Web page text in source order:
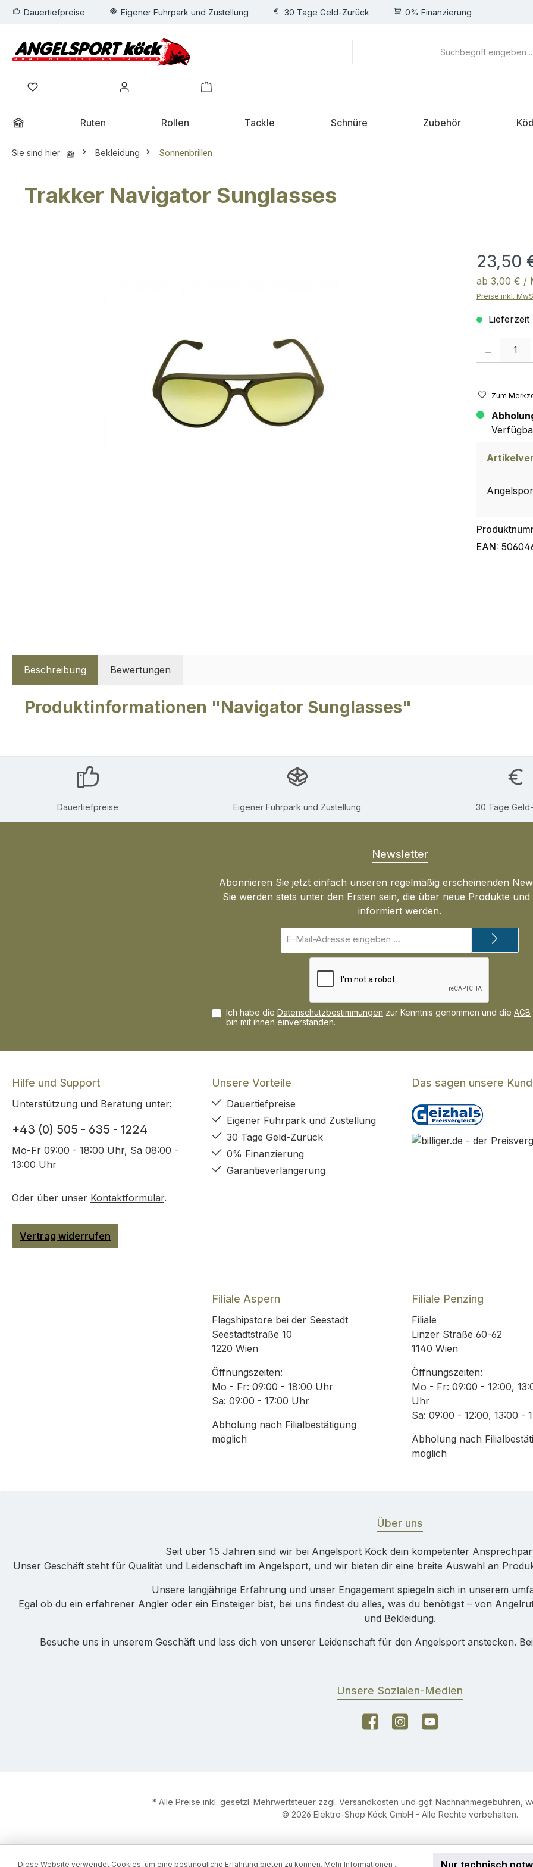
Zur Hauptnavigation springen
Dauertiefpreise Eigener Fuhrpark und Zustellung 30 Tage Geld-Zurück 0% Finanzierung
Ruten Rollen Tackle Schnüre Zubehör
Sie sind hier: Bekleidung Sonnenbrillen
Trakker Navigator Sunglasses
23,50
ab 3,00 € /
Preise inkl.
Zum
EAN:
Beschreibung Bewertungen
Produktinformationen "Navigator Sunglasses"
Dauertiefpreise Eigener Fuhrpark und Zustellung 30 Tage
Newsletter
Abonnieren Sie jetzt einfach unseren regelmäßig erscheinenden
Sie werden stets unter den Ersten sein, die über neue Produkte und
informiert werden.
Mail-
Adresse*
Ich habe die Datenschutzbestimmungen zur Kenntnis genommen und die AGB
bin mit ihnen einverstanden.
Hilfe und Support
Unterstützung und Beratung unter:
+43 (0) 505 - 635 - 1224
Mo-Fr 09:00 - 18:00 Uhr, Sa 08:00 -
13:00 Uhr
Oder über unser Kontaktformular.
Vertrag widerrufen
Unsere Vorteile
Dauertiefpreise
Eigener Fuhrpark und Zustellung
30 Tage Geld-Zurück
0% Finanzierung
Garantieverlängerung
Das sagen unsere
Filiale Aspern
Flagshipstore bei der Seestadt
Seestadtstraße 10
1220 Wien
Öffnungszeiten:
Mo - Fr: 09:00 - 18:00 Uhr
Sa: 09:00 - 17:00 Uhr
Abholung nach Filialbestätigung
möglich
Filiale Penzing
Filiale
Linzer Straße 60-62
1140 Wien
Öffnungszeiten:
Mo - Fr: 09:00 - 12:00,
Uhr
Sa: 09:00 - 12:00, 13:00 -
Abholung nach
möglich
Über uns
Seit über 15 Jahren sind wir bei Angelsport Köck dein kompetenter
Unser Geschäft steht für Qualität und Leidenschaft im Angelsport, und wir bieten dir eine breite Auswahl an
Unsere langjährige Erfahrung und unser Engagement spiegeln sich in unserem
Egal ob du ein erfahrener Angler oder ein Einsteiger bist, bei uns findest du alles, was du benötigst – von
und Bekleidung.
Besuche uns in unserem Geschäft und lass dich von unserer Leidenschaft für den Angelsport anstecken.
Unsere Sozialen-Medien
FacebookInstagramYouTube
* Alle Preise inkl. gesetzl. Mehrwertsteuer zzgl. Versandkosten und ggf. Nachnahmegebühren,
© 2026 Elektro-Shop Köck GmbH - Alle Rechte vorbehalten.
Diese Website verwendet Cookies, um eine bestmögliche Erfahrung bieten zu können. Mehr Informationen ... Nur technisch